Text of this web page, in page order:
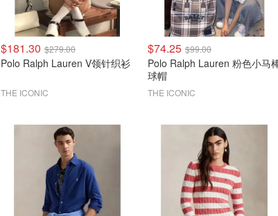
$181.30 $279.00
Polo Ralph Lauren V领针织衫
THE ICONIC
$74.25 $99.00
Polo Ralph Lauren 粉色小马
球帽
THE ICONIC